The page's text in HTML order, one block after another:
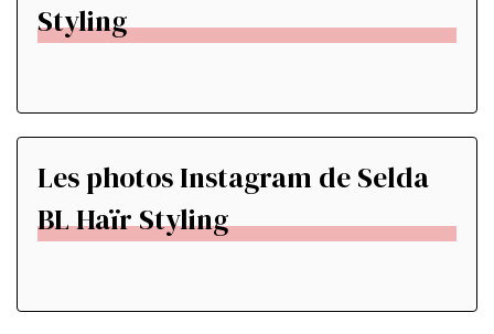
Styling
Les photos Instagram de Selda
BL Haïr Styling